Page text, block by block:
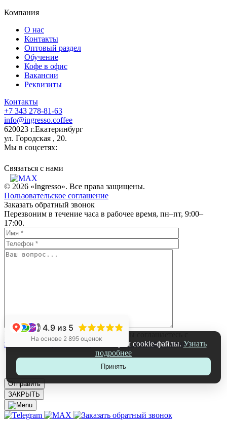
Компания
О нас
Контакты
Оптовый раздел
Обучение
Кофе в офис
Вакансии
Реквизиты
Контакты
+7 343 278-81-63
info@ingresso.coffee
620023 г.Екатеринбург
ул. Городская , 20.
Мы в соцсетях:
Связаться c нами
© 2026 «Ingresso». Все права защищены.
Пользовательское соглашение
На нашем сайте мы используем cookie-файлы. Узнать
подробнее
Принять
Заказать обратный звонок
Перезвоним в течение часа в рабочее время, пн–пт, 9:00–
17:00.
Нажимая на кнопку «Отправить», вы соглашаетесь с
политикой обработки персональных данных компании
ЗАКРЫТЬ
+1 4.9из 5
На основе 2 895 оценок